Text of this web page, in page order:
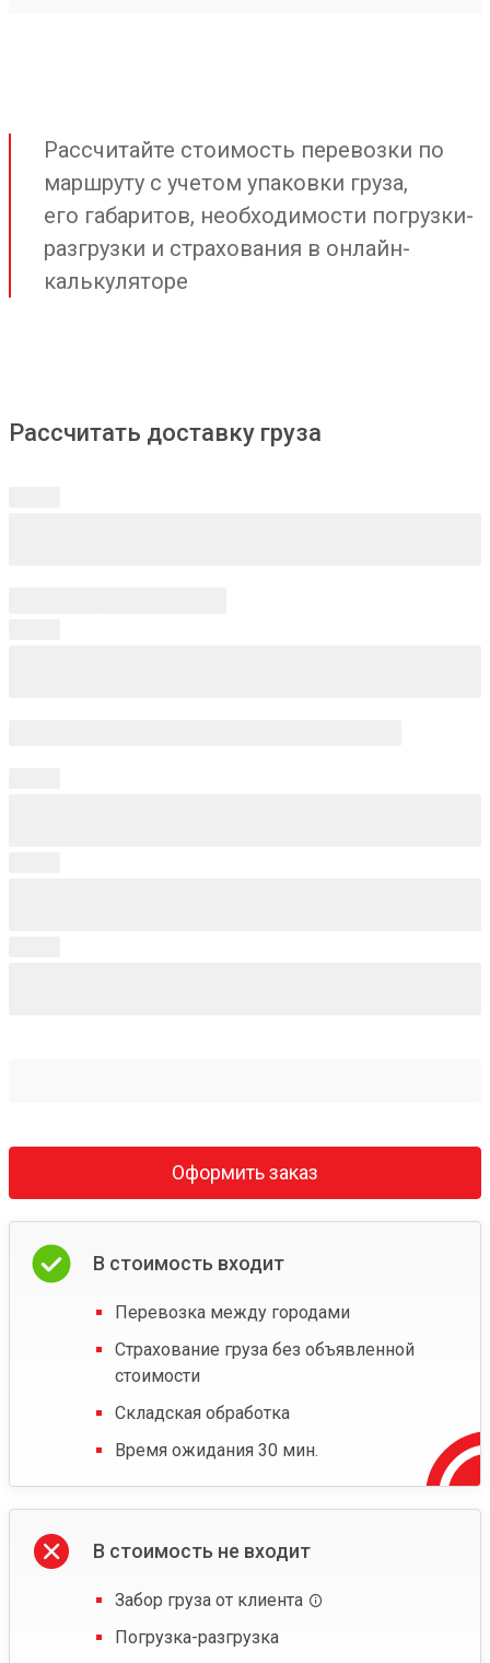
Рассчитайте стоимость перевозки по
маршруту с учетом упаковки груза,
его габаритов, необходимости погрузки-
разгрузки и страхования в онлайн-
калькуляторе
Рассчитать доставку груза
Оформить заказ
В стоимость входит
Перевозка между городами
Страхование груза без объявленной
стоимости
Складская обработка
Время ожидания 30 мин.
В стоимость не входит
Забор груза от клиента
Погрузка-разгрузка